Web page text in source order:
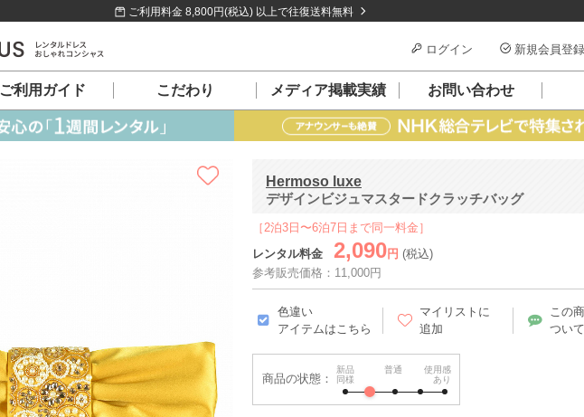
ご利用料金 8,800円(税込) 以上で往復送料無料
ログイン 新規会員登録
ご利用ガイド こだわり メディア掲載実績 お問い合わせ
Hermoso luxe
デザインビジュマスタードクラッチバッグ
［2泊3日〜6泊7日まで同一料金］
レンタル料金
2,090 円 (税込)
参考販売価格：11,000円
色違い
アイテムはこちら
マイリストに
追加
この
つい
商品の状態：
新品
同様
普通
使用感
あり